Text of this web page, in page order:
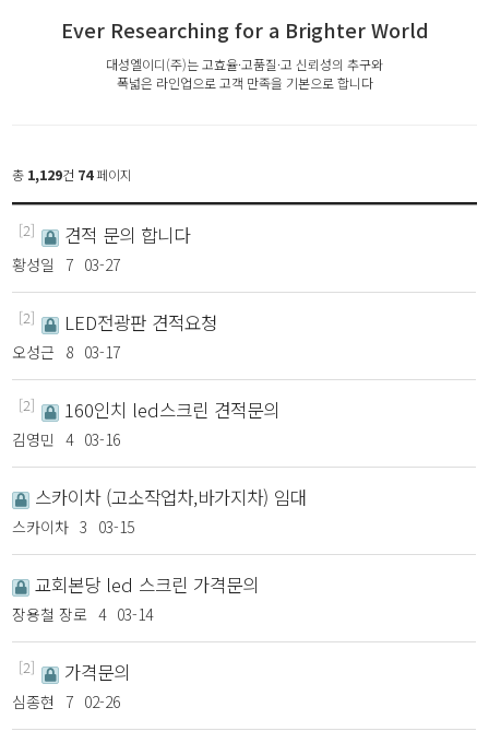
Ever Researching for a Brighter World
대성엘이디(주)는 고효율·고품질·고 신뢰성의 추구와
폭넓은 라인업으로 고객 만족을 기본으로 합니다
총 1,129건 74페이지
견적 문의 합니다
[2]
황성일 7 03-27
LED전광판 견적요청
[2]
오성근 8 03-17
160인치 led스크린 견적문의
[2]
김영민 4 03-16
스카이차 (고소작업차,바가지차) 임대
스카이차 3 03-15
교회본당 led 스크린 가격문의
장용철 장로 4 03-14
가격문의
[2]
심종현 7 02-26